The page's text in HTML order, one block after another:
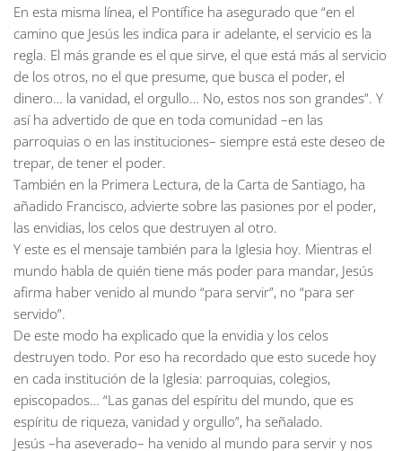
En esta misma línea, el Pontífice ha asegurado que “en el
camino que Jesús les indica para ir adelante, el servicio es la
regla. El más grande es el que sirve, el que está más al servicio
de los otros, no el que presume, que busca el poder, el
dinero… la vanidad, el orgullo… No, estos nos son grandes”. Y
así ha advertido de que en toda comunidad –en las
parroquias o en las instituciones– siempre está este deseo de
trepar, de tener el poder.
También en la Primera Lectura, de la Carta de Santiago, ha
añadido Francisco, advierte sobre las pasiones por el poder,
las envidias, los celos que destruyen al otro.
Y este es el mensaje también para la Iglesia hoy. Mientras el
mundo habla de quién tiene más poder para mandar, Jesús
afirma haber venido al mundo “para servir”, no “para ser
servido”.
De este modo ha explicado que la envidia y los celos
destruyen todo. Por eso ha recordado que esto sucede hoy
en cada institución de la Iglesia: parroquias, colegios,
episcopados… “Las ganas del espíritu del mundo, que es
espíritu de riqueza, vanidad y orgullo”, ha señalado.
Jesús –ha aseverado– ha venido al mundo para servir y nos